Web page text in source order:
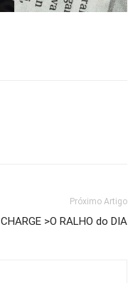
Próximo Artigo
CHARGE >O RALHO do DIA